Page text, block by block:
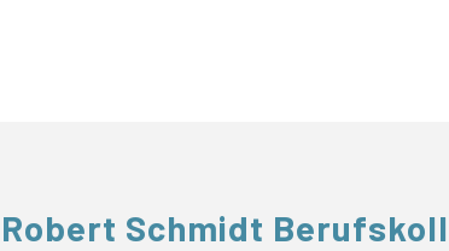
Robert Schmidt